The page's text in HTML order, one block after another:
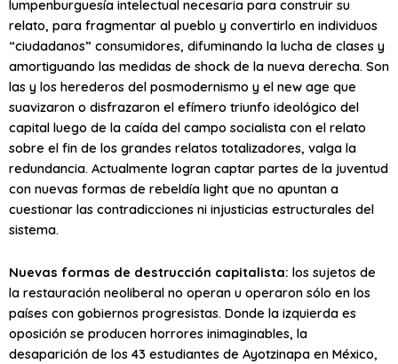
lumpenburguesía intelectual necesaria para construir su
relato, para fragmentar al pueblo y convertirlo en individuos
“ciudadanos” consumidores, difuminando la lucha de clases y
amortiguando las medidas de shock de la nueva derecha. Son
las y los herederos del posmodernismo y el new age que
suavizaron o disfrazaron el efímero triunfo ideológico del
capital luego de la caída del campo socialista con el relato
sobre el fin de los grandes relatos totalizadores, valga la
redundancia. Actualmente logran captar partes de la juventud
con nuevas formas de rebeldía light que no apuntan a
cuestionar las contradicciones ni injusticias estructurales del
sistema.
Nuevas formas de destrucción capitalista: los sujetos de
la restauración neoliberal no operan u operaron sólo en los
países con gobiernos progresistas. Donde la izquierda es
oposición se producen horrores inimaginables, la
desaparición de los 43 estudiantes de Ayotzinapa en México,